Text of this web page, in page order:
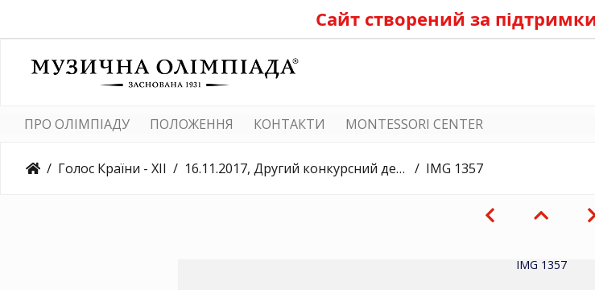
Сайт створений за
ПРО ОЛІМПІАДУ ПОЛОЖЕННЯ КОНТАКТИ MONTESSORI CENTER
Голос Країни - ХІІ 16.11.2017, Другий конкурсний день, Університет Драгоманова IMG 1357
IMG 1357